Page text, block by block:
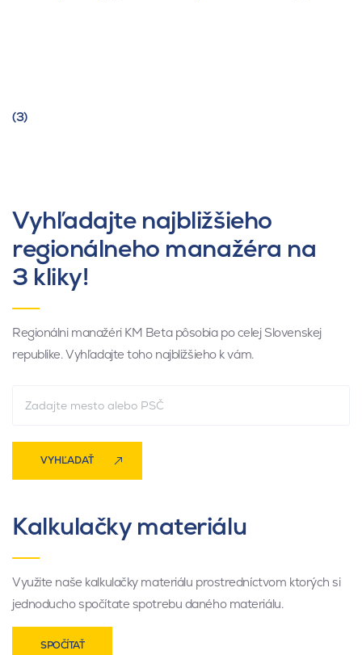
(3)
Vyhľadajte najbližšieho
regionálneho manažéra na
3 kliky!
Regionálni manažéri KM Beta pôsobia po celej Slovenskej
republike. Vyhľadajte toho najbližšieho k vám.
VYHĽADAŤ
Kalkulačky materiálu
Využite naše kalkulačky materiálu prostredníctvom ktorých si
jednoducho spočítate spotrebu daného materiálu.
SPOČÍTAŤ